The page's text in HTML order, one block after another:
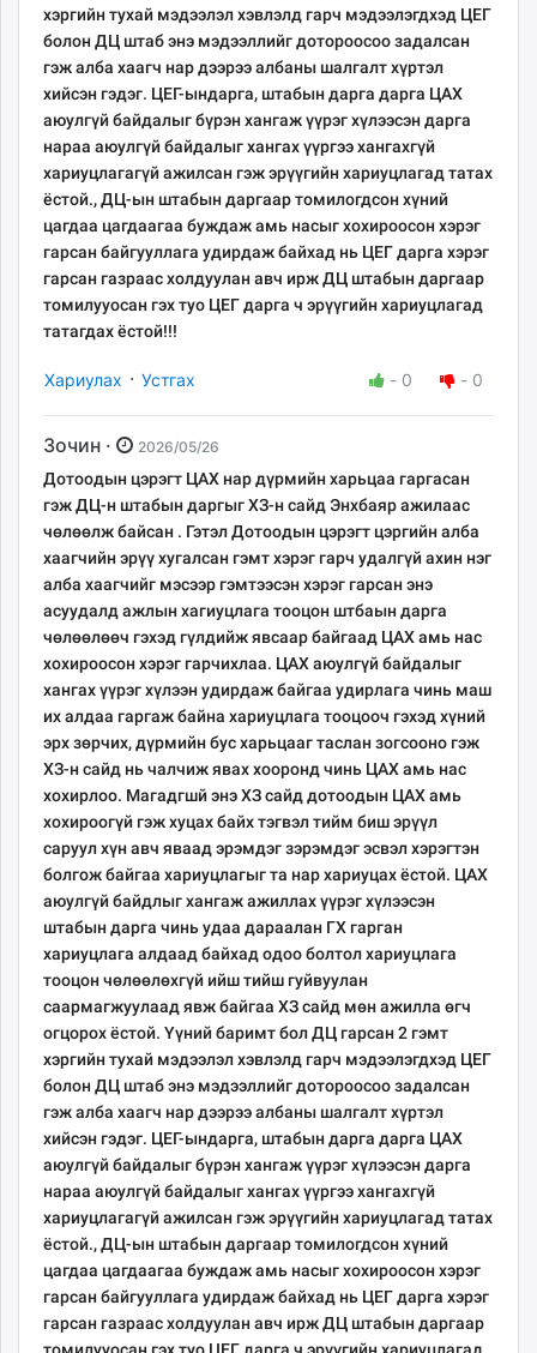
хэргийн тухай мэдээлэл хэвлэлд гарч мэдээлэгдхэд ЦЕГ
болон ДЦ штаб энэ мэдээллийг дотороосоо задалсан
гэж алба хаагч нар дээрээ албаны шалгалт хүртэл
хийсэн гэдэг. ЦЕГ-ындарга, штабын дарга дарга ЦАХ
аюулгүй байдалыг бүрэн хангаж үүрэг хүлээсэн дарга
нараа аюулгүй байдалыг хангах үүргээ хангахгүй
хариуцлагагүй ажилсан гэж эрүүгийн хариуцлагад татах
ёстой., ДЦ-ын штабын даргаар томилогдсон хүний
цагдаа цагдаагаа буждаж амь насыг хохироосон хэрэг
гарсан байгууллага удирдаж байхад нь ЦЕГ дарга хэрэг
гарсан газраас холдуулан авч ирж ДЦ штабын даргаар
томилууосан гэх туо ЦЕГ дарга ч эрүүгийн хариуцлагад
татагдах ёстой!!!
Хариулах · Устгах - 0 - 0
Зочин · 2026/05/26
Дотоодын цэрэгт ЦАХ нар дүрмийн харьцаа гаргасан
гэж ДЦ-н штабын даргыг ХЗ-н сайд Энхбаяр ажилаас
чөлөөлж байсан . Гэтэл Дотоодын цэрэгт цэргийн алба
хаагчийн эрүү хугалсан гэмт хэрэг гарч удалгүй ахин нэг
алба хаагчийг мэсээр гэмтээсэн хэрэг гарсан энэ
асуудалд ажлын хагиуцлага тооцон штбаын дарга
чөлөөлөөч гэхэд гүлдийж явсаар байгаад ЦАХ амь нас
хохироосон хэрэг гарчихлаа. ЦАХ аюулгүй байдалыг
хангах үүрэг хүлээн удирдаж байгаа удирлага чинь маш
их алдаа гаргаж байна хариуцлага тооцооч гэхэд хүний
эрх зөрчих, дүрмийн бус харьцааг таслан зогсооно гэж
ХЗ-н сайд нь чалчиж явах хооронд чинь ЦАХ амь нас
хохирлоо. Магадгшй энэ ХЗ сайд дотоодын ЦАХ амь
хохироогүй гэж хуцах байх тэгвэл тийм биш эрүүл
саруул хүн авч яваад эрэмдэг зэрэмдэг эсвэл хэрэгтэн
болгож байгаа хариуцлагыг та нар хариуцах ёстой. ЦАХ
аюулгүй байдлыг хангаж ажиллах үүрэг хүлээсэн
штабын дарга чинь удаа дараалан ГХ гарган
хариуцлага алдаад байхад одоо болтол хариуцлага
тооцон чөлөөлөхгүй ийш тийш гуйвуулан
саармагжуулаад явж байгаа ХЗ сайд мөн ажилла өгч
огцорох ёстой. Үүний баримт бол ДЦ гарсан 2 гэмт
хэргийн тухай мэдээлэл хэвлэлд гарч мэдээлэгдхэд ЦЕГ
болон ДЦ штаб энэ мэдээллийг дотороосоо задалсан
гэж алба хаагч нар дээрээ албаны шалгалт хүртэл
хийсэн гэдэг. ЦЕГ-ындарга, штабын дарга дарга ЦАХ
аюулгүй байдалыг бүрэн хангаж үүрэг хүлээсэн дарга
нараа аюулгүй байдалыг хангах үүргээ хангахгүй
хариуцлагагүй ажилсан гэж эрүүгийн хариуцлагад татах
ёстой., ДЦ-ын штабын даргаар томилогдсон хүний
цагдаа цагдаагаа буждаж амь насыг хохироосон хэрэг
гарсан байгууллага удирдаж байхад нь ЦЕГ дарга хэрэг
гарсан газраас холдуулан авч ирж ДЦ штабын даргаар